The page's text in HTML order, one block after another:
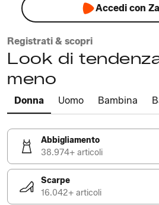
Accedi con
Registrati & scopri
Look di
meno
Donna Uomo Bambina
Abbigliamento
38.974+ articoli
Scarpe
16.042+ articoli